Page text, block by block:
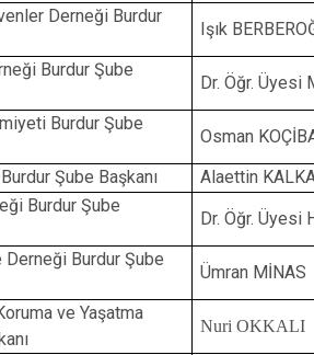
Derneği Burdur
Işık
Burdur Şube
Dr. Öğr. Üyesi
Burdur Şube
Osman
Şube Başkanı
Alaettin
Burdur Şube
Dr. Öğr. Üyesi
Burdur Şube
Ümran MİNAS
ve Yaşatma
Nuri OKKALI